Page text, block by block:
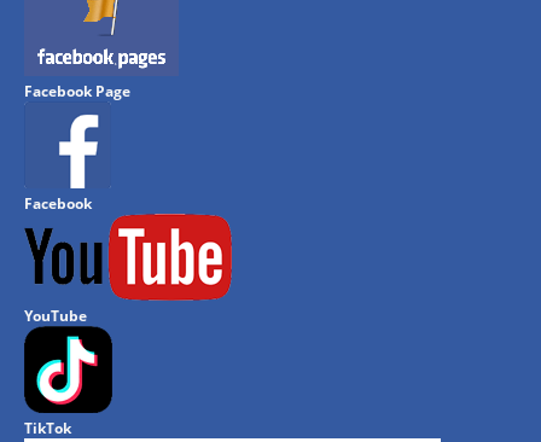
Facebook Page
Facebook
YouTube
TikTok